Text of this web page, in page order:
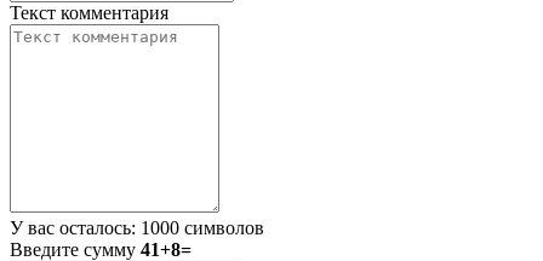
Текст комментария
У вас осталось: 1000 символов
Введите сумму 41+8=